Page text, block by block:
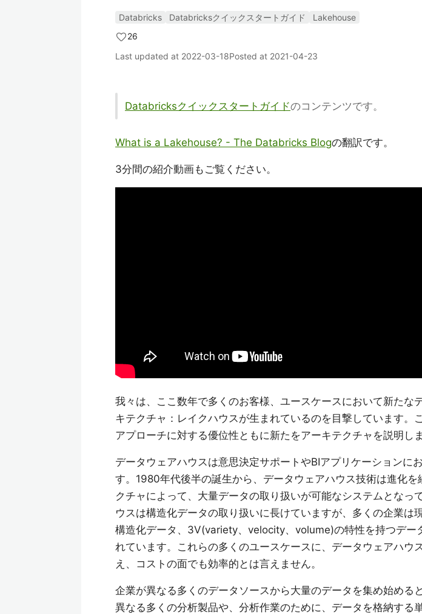
Databricks Databricksクイックスタートガイド
Lakehouse
26
Last updated at 2022-03-18Posted at 2021-04-23
Databricksクイックスタートガイドのコンテンツです。
What is a Lakehouse? - The Databricks Blogの翻訳です。
3分間の紹介動画もご覧ください。
我々は、ここ数年で多くのお客様、ユースケースにおいて新たな
キテクチャ：レイクハウスが生まれているのを目撃しています。
アプローチに対する優位性ともに新たをアーキテクチャを説明しま
データウェアハウスは意思決定サポートやBIアプリケーションに
す。1980年代後半の誕生から、データウェアハウス技術は進化を
クチャによって、大量データの取り扱いが可能なシステムとなっ
ウスは構造化データの取り扱いに長けていますが、多くの企業は
構造化データ、3V(variety、velocity、volume)の特性を持つデー
れています。これらの多くのユースケースに、データウェアハウ
え、コストの面でも効率的とは言えません。
企業が異なる多くのデータソースから大量のデータを集め始める
異なる多くの分析製品や、分析作業のために、データを格納する